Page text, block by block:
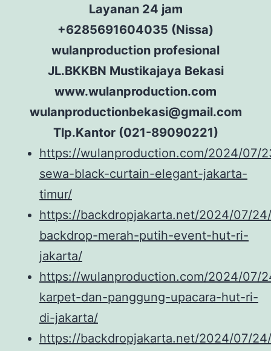
Layanan 24 jam
+6285691604035 (Nissa)
wulanproduction profesional
JL.BKKBN Mustikajaya Bekasi
www.wulanproduction.com
wulanproductionbekasi@gmail.com
Tlp.Kantor (021-89090221)
https://wulanproduction.com/2024/07/
sewa-black-curtain-elegant-jakarta-
timur/
https://backdropjakarta.net/2024/07/
backdrop-merah-putih-event-hut-ri-
jakarta/
https://wulanproduction.com/2024/07/
karpet-dan-panggung-upacara-hut-ri-
di-jakarta/
https://backdropjakarta.net/2024/07/